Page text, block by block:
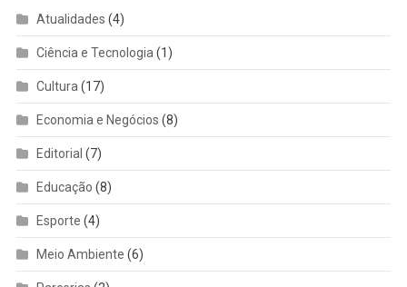
Atualidades (4)
Ciência e Tecnologia (1)
Cultura (17)
Economia e Negócios (8)
Editorial (7)
Educação (8)
Esporte (4)
Meio Ambiente (6)